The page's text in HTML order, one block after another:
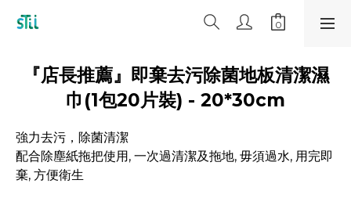
『店長推薦』即棄去污除菌地板清潔濕
巾(1包20片裝) - 20*30cm
強力去污，除菌清潔
配合除塵紙拖把使用, 一次過清潔及拖地, 毋須過水, 用完即
棄, 方便衛生